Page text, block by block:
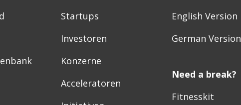
Startups
Investoren
Konzerne
Acceleratoren
English Version
German Version
Need a break?
Fitnesskit